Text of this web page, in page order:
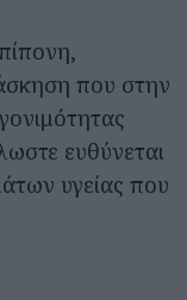
που στην
ευθύνεται
υγείας που